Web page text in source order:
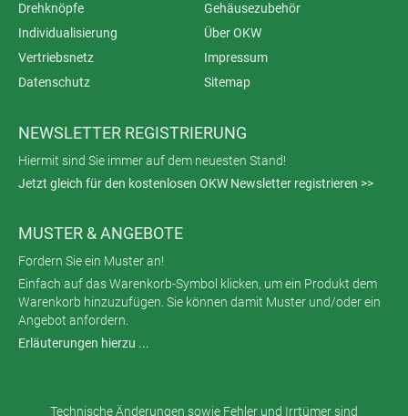
Drehknöpfe
Gehäusezubehör
Individualisierung
Über OKW
Vertriebsnetz
Impressum
Datenschutz
Sitemap
NEWSLETTER REGISTRIERUNG
Hiermit sind Sie immer auf dem neuesten Stand!
Jetzt gleich für den kostenlosen OKW Newsletter registrieren >>
MUSTER & ANGEBOTE
Fordern Sie ein Muster an!
Einfach auf das Warenkorb-Symbol klicken, um ein Produkt dem
Warenkorb hinzuzufügen. Sie können damit Muster und/oder ein
Angebot anfordern.
Erläuterungen hierzu ...
Technische Änderungen sowie Fehler und Irrtümer sind